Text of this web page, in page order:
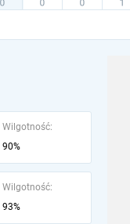
Wilgotność:
90%
Wilgotność:
93%